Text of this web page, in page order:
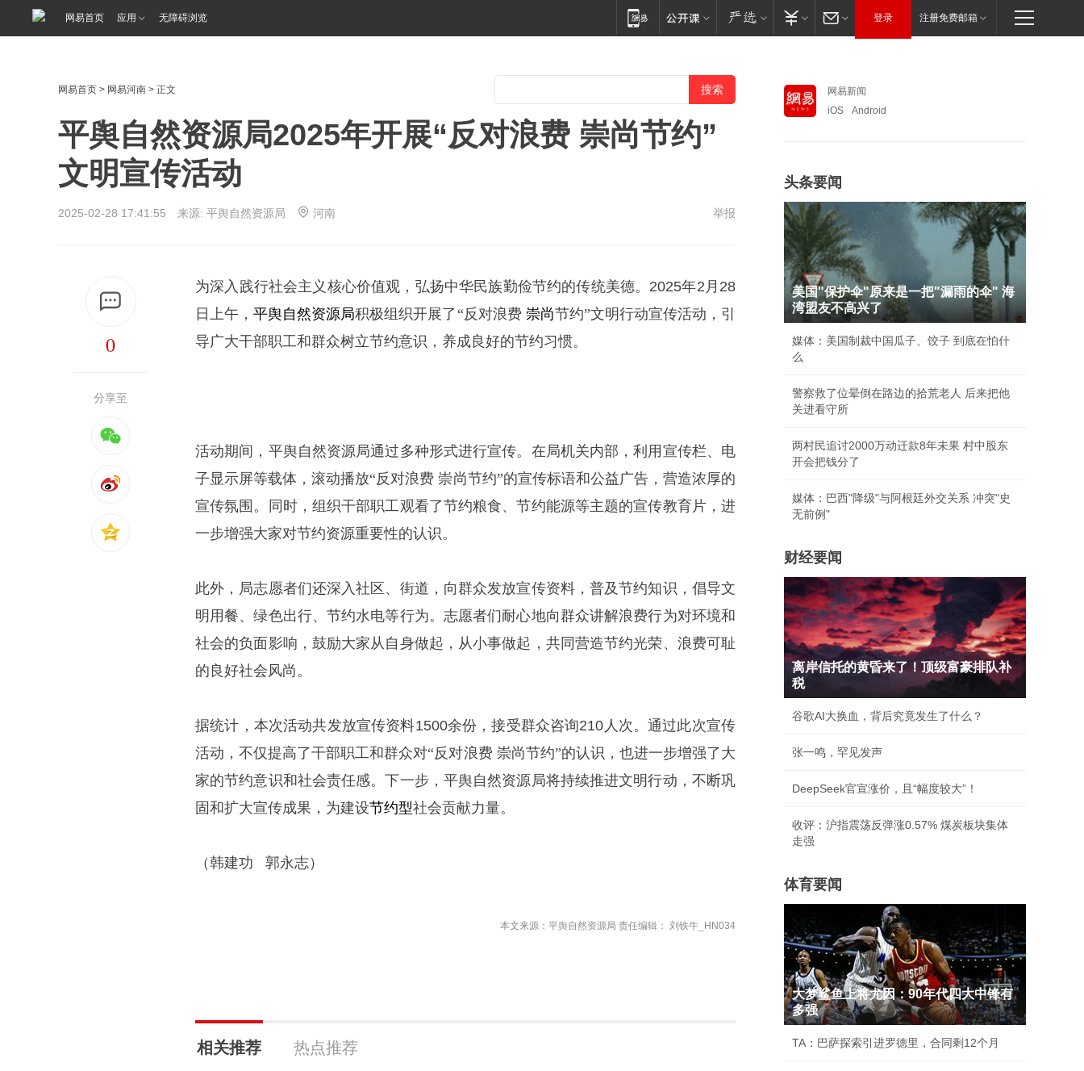
网易首页 应用 无障碍浏览 登录 注册免费邮箱
网易首页 > 网易河南 > 正文
平舆自然资源局2025年开展“反对浪费 崇尚节约”
文明宣传活动
2025-02-28 17:41:55 来源: 平舆自然资源局 河南 举报
0
分享至
为深入践行社会主义核心价值观，弘扬中华民族勤俭节约的传统美德。2025年2月28
日上午 ，平舆自然资源局积极组织开展了 “反对浪费 崇尚节约”文明行动宣传活动，引
导广大干部职工和群众树立节约意识，养成良好的节约习惯。
活动期间，平舆自然资源局通过多种形式进行宣传。在局机关内部，利用宣传栏、电
子显示屏等载体，滚动播放“反对浪费 崇尚节约”的宣传标语和公益广告，营造浓厚的
宣传氛围。同时，组织干部职工观看了节约粮食、节约能源等主题的宣传教育片，进
一步增强大家对节约资源重要性的认识。
此外，局志愿者们还深入社区、街道，向群众发放宣传资料，普及节约知识，倡导文
明用餐、绿色出行、节约水电等行为。志愿者们耐心地向群众讲解浪费行为对环境和
社会的负面影响，鼓励大家从自身做起，从小事做起，共同营造节约光荣、浪费可耻
的良好社会风尚。
据统计，本次活动共发放宣传资料1500余份，接受群众咨询210 人次。通过此次宣传
活动，不仅提高了干部职工和群众对“反对浪费 崇尚节约”的认识，也进一步增强了大
家的节约意识和社会责任感。下一步，平舆自然资源局将持续推进文明行动，不断巩
固和扩大宣传成果，为建设节约型社会贡献力量。
（韩建功 郭永志）
本文来源：平舆自然资源局 责任编辑： 刘铁牛_HN034
相关推荐 热点推荐
网易新闻
iOS
Android
头条要闻
美国"保护伞"原来是一把"漏雨的伞" 海
湾盟友不高兴了
媒体：美国制裁中国瓜子、饺子 到底在怕什
么
警察救了位晕倒在路边的拾荒老人 后来把他
关进看守所
两村民追讨2000万动迁款8年未果 村中股东
开会把钱分了
媒体：巴西"降级"与阿根廷外交关系 冲突"史
无前例"
财经要闻
离岸信托的黄昏来了！顶级富豪排队补
税
谷歌AI大换血，背后究竟发生了什么？
张一鸣，罕见发声
DeepSeek官宣涨价，且“幅度较大”！
收评：沪指震荡反弹涨0.57% 煤炭板块集体
走强
体育要闻
大梦鲨鱼上将尤因：90年代四大中锋有
多强
TA：巴萨探索引进罗德里，合同剩12个月